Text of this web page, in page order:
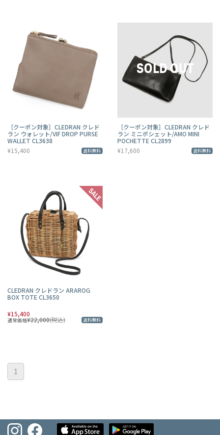
［クーポン対象］CLEDRAN クレド
ラン ウォレット/VIF DROP PURSE
WALLET CL3638
¥15,400
送料無料
［クーポン対象］CLEDRAN クレド
ラン ミニポシェット/AMO MINI
POCHETTE CL2899
¥17,600
送料無料
CLEDRAN クレドラン ARAROG
BOX TOTE CL3650
¥15,400
通常価格¥22,000(税込) 送料無料
1